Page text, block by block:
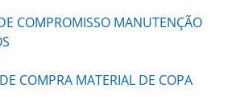
COMPROMISSO MANUTENÇÃO
COMPRA MATERIAL DE COPA